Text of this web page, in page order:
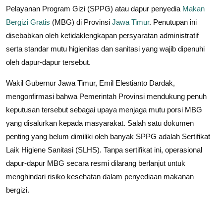
Pelayanan Program Gizi (SPPG) atau dapur penyedia Makan
Bergizi Gratis (MBG) di Provinsi Jawa Timur. Penutupan ini
disebabkan oleh ketidaklengkapan persyaratan administratif
serta standar mutu higienitas dan sanitasi yang wajib dipenuhi
oleh dapur-dapur tersebut.
Wakil Gubernur Jawa Timur, Emil Elestianto Dardak,
mengonfirmasi bahwa Pemerintah Provinsi mendukung penuh
keputusan tersebut sebagai upaya menjaga mutu porsi MBG
yang disalurkan kepada masyarakat. Salah satu dokumen
penting yang belum dimiliki oleh banyak SPPG adalah Sertifikat
Laik Higiene Sanitasi (SLHS). Tanpa sertifikat ini, operasional
dapur-dapur MBG secara resmi dilarang berlanjut untuk
menghindari risiko kesehatan dalam penyediaan makanan
bergizi.